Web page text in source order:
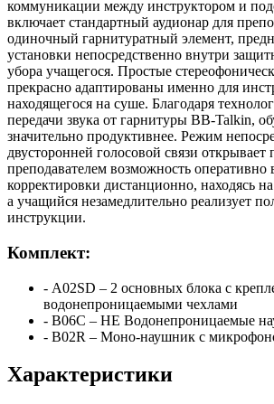
коммуникации между инструктором и
включает стандартный аудионар для
одиночный гарнитуратный элемент,
установки непосредственно внутри
убора учащегося. Простые
прекрасно адаптированы именно для
находящегося на суше. Благодаря
передачи звука от гарнитуры BB-Talkin,
значительно продуктивнее. Режим
двусторонней голосовой связи открывает
преподавателем возможность оперативно
корректировки дистанционно, находясь
а учащийся незамедлительно реализует
инструкции.
Комплект:
- А02SD – 2 основных блока с
водонепроницаемыми чехлами
- B06C – НЕ Водонепроницаемые
- B02R – Моно-наушник с
Характеристики